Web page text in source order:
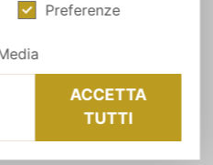
Castel
loro genere
Preferenze
ACCETTA
TUTTI